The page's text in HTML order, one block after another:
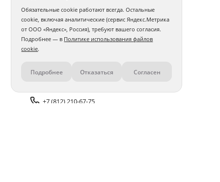
Контакты
+7 (812) 210-67-75
Обязательные cookie работают всегда. Остальные
cookie, включая аналитические (сервис Яндекс.Метрика
от ООО «Яндекс», Россия), требуют вашего согласия.
Подробнее — в Политике использования файлов
cookie.
Подробнее Отказаться Согласен